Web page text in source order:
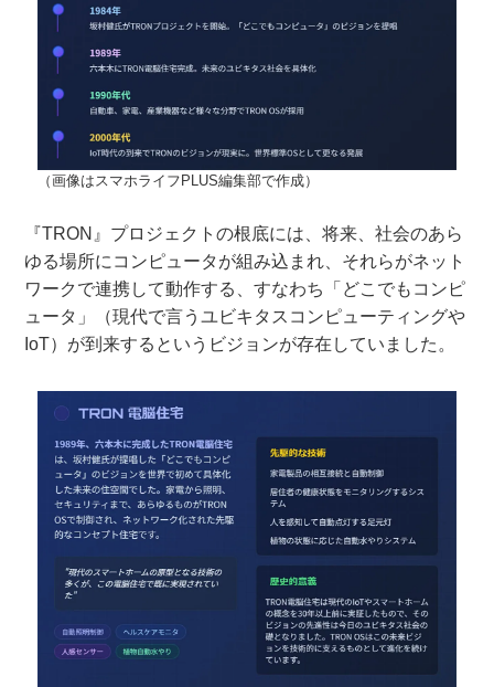
（画像はスマホライフPLUS編集部で作成）
『TRON』プロジェクトの根底には、将来、社会のあら
ゆる場所にコンピュータが組み込まれ、それらがネット
ワークで連携して動作する、すなわち「どこでもコンピ
ュータ」（現代で言うユビキタスコンピューティングや
IoT）が到来するというビジョンが存在していました。